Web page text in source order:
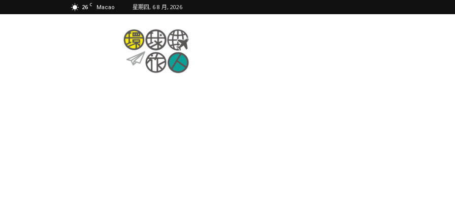
26 C Macao 星期四, 6 8 月, 2026